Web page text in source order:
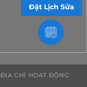
ĐỊA CHỈ HOẠT ĐỘNG
Đặt Lịch Sửa